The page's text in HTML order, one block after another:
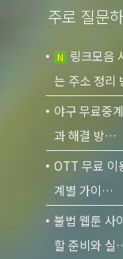
주로 질문
N 링크모음
는 주소 정리
야구 무료중
과 해결 방…
OTT 무료 이
계별 가이…
불법 웹툰 사
할 준비와 실